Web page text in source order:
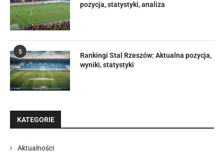
pozycja, statystyki, analiza
5
Rankingi Stal Rzeszów: Aktualna pozycja,
wyniki, statystyki
KATEGORIE
Aktualności